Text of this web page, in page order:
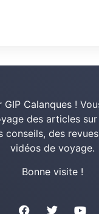
GIP Calanques !
des articles sur
conseils, des
vidéos de voyage.
Bonne visite !